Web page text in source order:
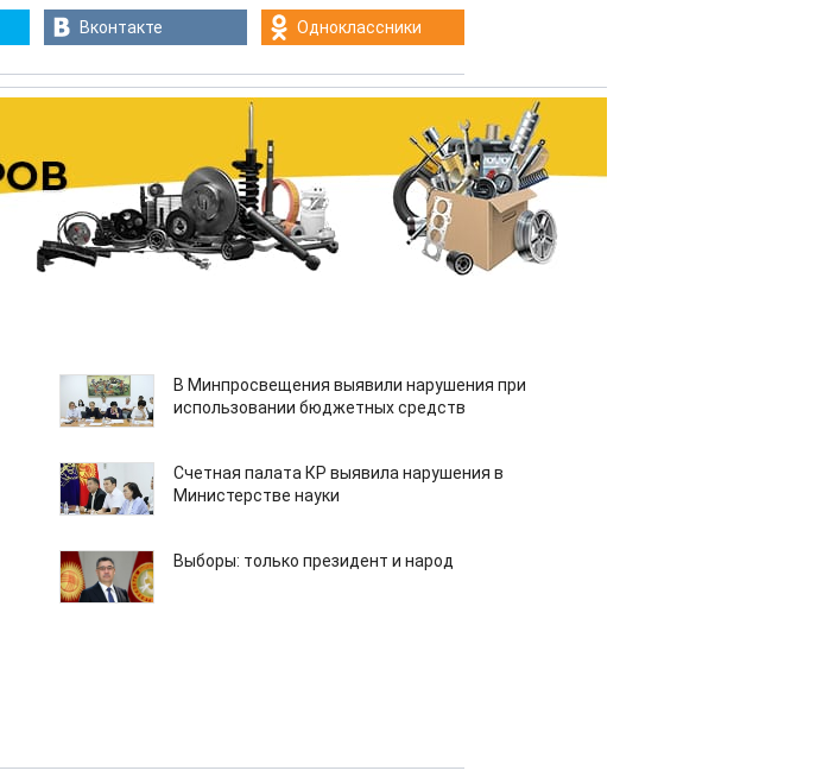
Вконтакте Одноклассники
В Минпросвещения выявили нарушения при
использовании бюджетных средств
Счетная палата КР выявила нарушения в
Министерстве науки
Выборы: только президент и народ